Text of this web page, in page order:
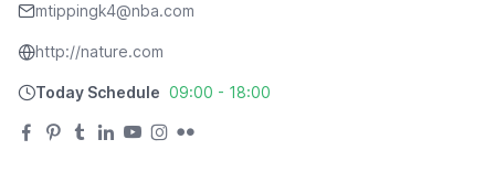
mtippingk4@nba.com
http://nature.com
Today Schedule 09:00 - 18:00